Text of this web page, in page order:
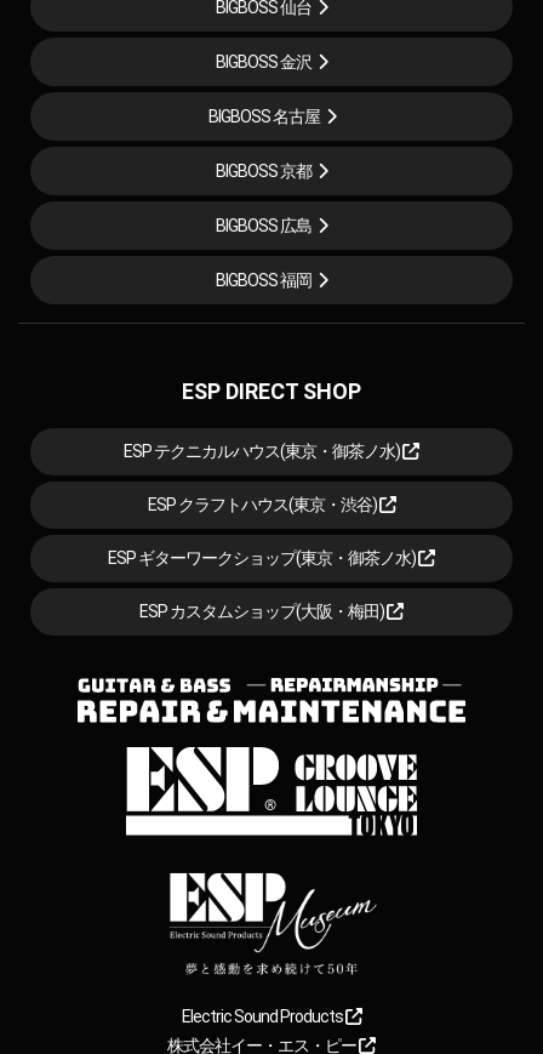
BIGBOSS 仙台
BIGBOSS 金沢
BIGBOSS 名古屋
BIGBOSS 京都
BIGBOSS 広島
BIGBOSS 福岡
ESP DIRECT SHOP
ESP テクニカルハウス(東京・御茶ノ水)
ESP クラフトハウス(東京・渋谷)
ESP ギターワークショップ(東京・御茶ノ水)
ESP カスタムショップ(大阪・梅田)
Electric Sound Products
株式会社イー・エス・ピー